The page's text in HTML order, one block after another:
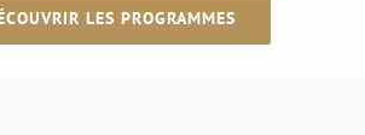
LES PROGRAMMES